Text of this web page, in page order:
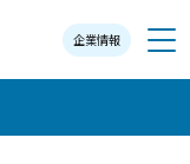
企業情報
メニュー